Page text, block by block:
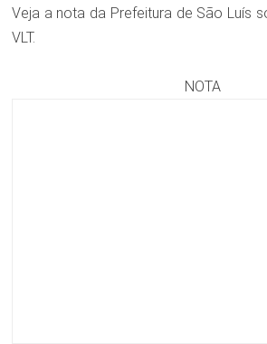
Veja a nota da Prefeitura de São Luís
VLT.
NOTA